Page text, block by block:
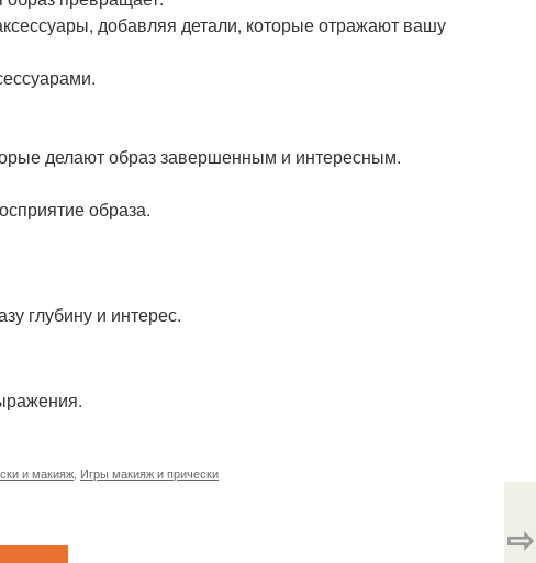
добавляя детали, которые отражают вашу
делают образ завершенным и интересным.
образа.
глубину и интерес.
и макияж Игры макияж и прически
⇨